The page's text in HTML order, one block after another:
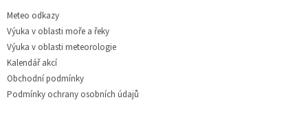
Meteo odkazy
Výuka v oblasti moře a řeky
Výuka v oblasti meteorologie
Kalendář akcí
Obchodní podmínky
Podmínky ochrany osobních údajů